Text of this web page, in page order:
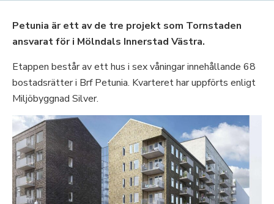
Petunia är ett av de tre projekt som Tornstaden
ansvarat för i Mölndals Innerstad Västra.
Etappen består av ett hus i sex våningar innehållande 68
bostadsrätter i Brf Petunia. Kvarteret har uppförts enligt
Miljöbyggnad Silver.